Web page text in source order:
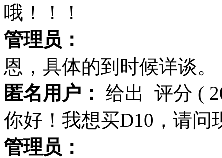
哦！！！
管理员：
恩，具体的到时候详谈。
匿名用户： 给出 评分 (
你好！我想买D10，请问
管理员：